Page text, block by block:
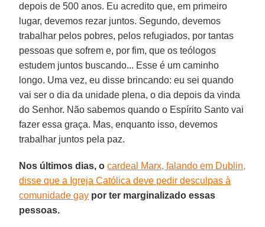
depois de 500 anos. Eu acredito que, em primeiro
lugar, devemos rezar juntos. Segundo, devemos
trabalhar pelos pobres, pelos refugiados, por tantas
pessoas que sofrem e, por fim, que os teólogos
estudem juntos buscando... Esse é um caminho
longo. Uma vez, eu disse brincando: eu sei quando
vai ser o dia da unidade plena, o dia depois da vinda
do Senhor. Não sabemos quando o Espírito Santo vai
fazer essa graça. Mas, enquanto isso, devemos
trabalhar juntos pela paz.
Nos últimos dias, ocardeal Marx, falando em Dublin,
disse que a Igreja Católica deve pedir desculpas à
comunidade gay por ter marginalizado essas
pessoas.